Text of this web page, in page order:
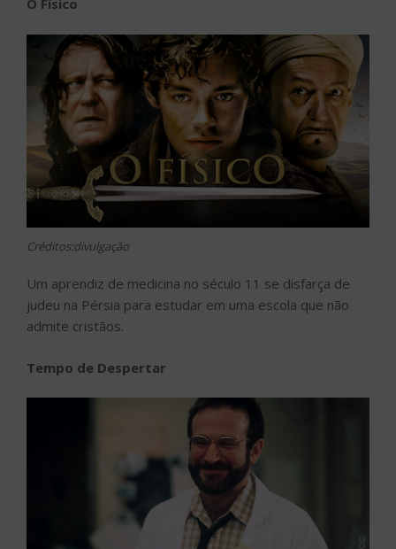
O Físico
Créditos:divulgação
Um aprendiz de medicina no século 11 se disfarça de
judeu na Pérsia para estudar em uma escola que não
admite cristãos.
Tempo de Despertar